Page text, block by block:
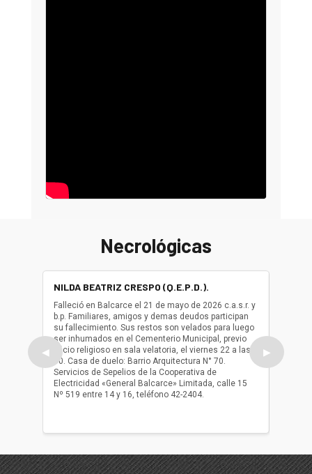
Necrológicas
◀
NILDA BEATRIZ CRESPO (Q.E.P.D.).
Falleció en Balcarce el 21 de mayo de 2026 c.a.s.r. y
b.p. Familiares, amigos y demas deudos participan
su fallecimiento. Sus restos son velados para luego
ser inhumados en el Cementerio Municipal, previo
oficio religioso en sala velatoria, el viernes 22 a las
10. Casa de duelo: Barrio Arquitectura N° 70.
Servicios de Sepelios de la Cooperativa de
Electricidad «General Balcarce» Limitada, calle 15
Nº 519 entre 14 y 16, teléfono 42-2404.
ser
oficio
▶